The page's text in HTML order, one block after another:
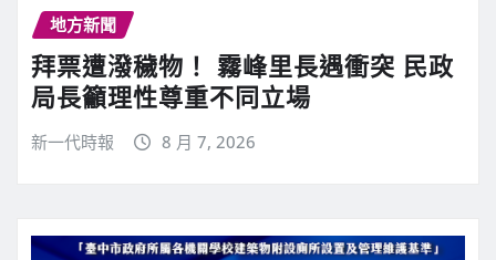
地方新聞
拜票遭潑穢物！ 霧峰里長遇衝突 民政
局長籲理性尊重不同立場
新一代時報 8 月 7, 2026